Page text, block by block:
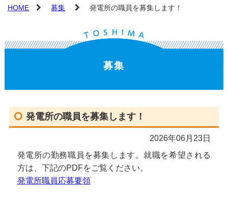
HOME 募集 発電所の職員を募集します！
募集
発電所の職員を募集します！
2026年06月23日
発電所の勤務職員を募集します。就職を希望される
方は、下記のPDFをご覧ください。
発電所職員応募要領